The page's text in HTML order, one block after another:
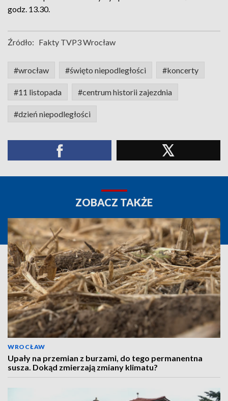
godz. 13.30.
Źródło: Fakty TVP3 Wrocław
#wrocław #święto niepodległości #koncerty
#11 listopada #centrum historii zajezdnia
#dzień niepodległości
ZOBACZ TAKŻE
WROCŁAW
Upały na przemian z burzami, do tego permanentna
susza. Dokąd zmierzają zmiany klimatu?